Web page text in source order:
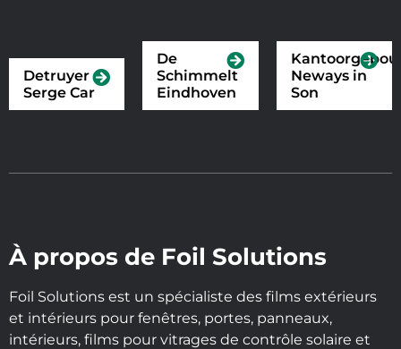
Detruyer
Serge Car
De
Schimmelt
Eindhoven
Neways in
Son
À propos de Foil Solutions
Foil Solutions est un spécialiste des films extérieurs
et intérieurs pour fenêtres, portes, panneaux,
intérieurs, films pour vitrages de contrôle solaire et